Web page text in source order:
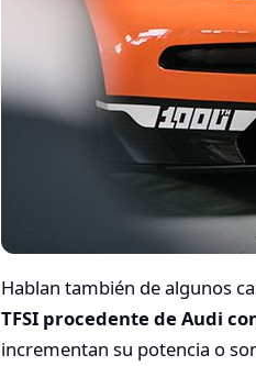
Hablan también de algunos
TFSI procedente de Audi
incrementan su potencia o